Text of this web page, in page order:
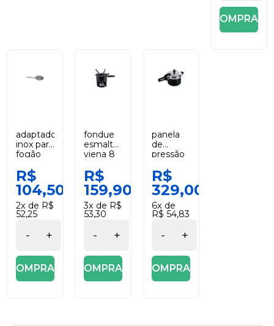
COMPRAR
adaptador
inox para
fogão
indução
14 cm
mimo
style
R$
104,50
2x de R$
52,25
- +
COMPRAR
fondue
esmaltado
viena 8
forma
R$
159,90
3x de R$
53,30
- +
COMPRAR
panela
de
pressão
antiaderente
preta
brinox
5,4l
ceramic
R$
329,00
6x de
R$ 54,83
- +
COMPRAR